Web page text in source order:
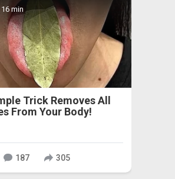
min
Trick Removes All
From Your Body!
187 305